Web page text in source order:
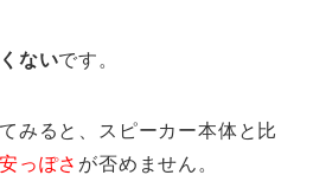
ないです。
みると、スピーカー本体と比
安っぽさ が否めません。